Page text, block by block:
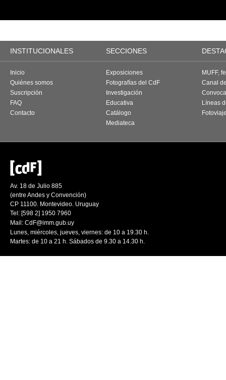
INSTITUCIONALES SECCIONES
Inicio
Quiénes somos
Suscripción
FAQ
Contacto
Exposiciones
Fotografías del CdF
Investigación
Educativa
Catálogo
Mediateca
MUFF,
Canal
Líneas
Av. 18 de Julio 885
(entre Andes y Convención)
CP 11100. Montevideo. Uruguay
Tel: [598 2] 1950 7960
Mail: CdF@imm.gub.uy
Lunes, miércoles, jueves, viernes: de 10 a 19.30 h.
Martes: de 10 a 21 h. Sábados de 9.30 a 14.30 h.